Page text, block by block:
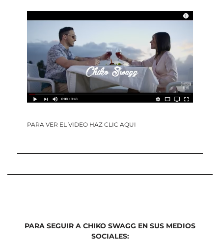
PARA VER EL VIDEO HAZ CLIC AQUI
PARA SEGUIR A CHIKO SWAGG EN SUS MEDIOS
SOCIALES: